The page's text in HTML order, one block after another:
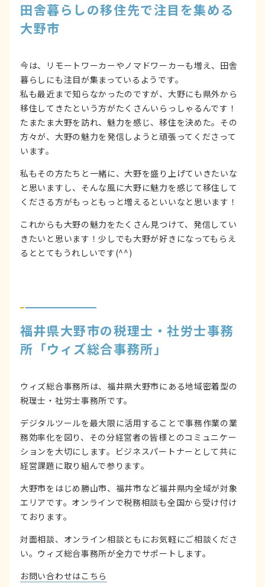
田舎暮らしの移住先で注目を集める
大野市
今は、リモートワーカーやノマドワーカーも増え、田舎
暮らしにも注目が集まっているようです。
私も最近まで知らなかったのですが、大野にも県外から
移住してきたという方がたくさんいらっしゃるんです！
たまたま大野を訪れ、魅力を感じ、移住を決めた。その
方々が、大野の魅力を発信しようと頑張ってくださって
います。
私もその方たちと一緒に、大野を盛り上げていきたいな
と思いますし、そんな風に大野に魅力を感じて移住して
くださる方がもっともっと増えるといいなと思います！
これからも大野の魅力をたくさん見つけて、発信してい
きたいと思います！少しでも大野が好きになってもらえ
るととてもうれしいです(^^)
福井県大野市の税理士・社労士事務
所「ウィズ総合事務所」
ウィズ総合事務所は、福井県大野市にある地域密着型の
税理士・社労士事務所です。
デジタルツールを最大限に活用することで事務作業の業
務効率化を図り、その分経営者の皆様とのコミュニケー
ションを大切にします。ビジネスパートナーとして共に
経営課題に取り組んで参ります。
大野市をはじめ勝山市、福井市など福井県内全域が対象
エリアです。オンラインで税務相談も全国から受け付け
ております。
対面相談、オンライン相談ともにお気軽にご相談くださ
い。ウィズ総合事務所が全力でサポートします。
お問い合わせはこちら